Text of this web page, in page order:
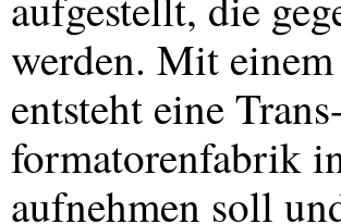
werden. Mit
entsteht eine
formatorenfabrik
aufnehmen soll